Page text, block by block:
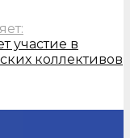
участие в
коллективов